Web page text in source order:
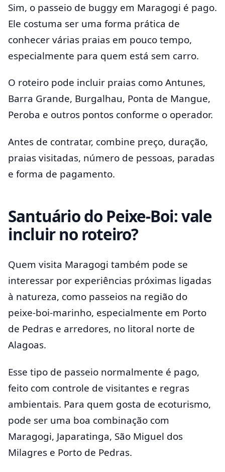
Sim, o passeio de buggy em Maragogi é pago.
Ele costuma ser uma forma prática de
conhecer várias praias em pouco tempo,
especialmente para quem está sem carro.
O roteiro pode incluir praias como Antunes,
Barra Grande, Burgalhau, Ponta de Mangue,
Peroba e outros pontos conforme o operador.
Antes de contratar, combine preço, duração,
praias visitadas, número de pessoas, paradas
e forma de pagamento.
Santuário do Peixe-Boi: vale
incluir no roteiro?
Quem visita Maragogi também pode se
interessar por experiências próximas ligadas
à natureza, como passeios na região do
peixe-boi-marinho, especialmente em Porto
de Pedras e arredores, no litoral norte de
Alagoas.
Esse tipo de passeio normalmente é pago,
feito com controle de visitantes e regras
ambientais. Para quem gosta de ecoturismo,
pode ser uma boa combinação com
Maragogi, Japaratinga, São Miguel dos
Milagres e Porto de Pedras.